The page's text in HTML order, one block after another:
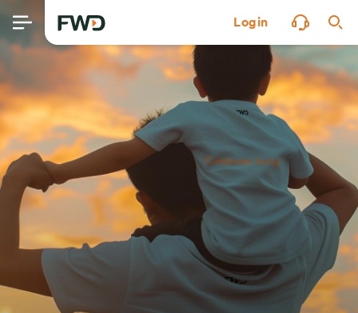
Login